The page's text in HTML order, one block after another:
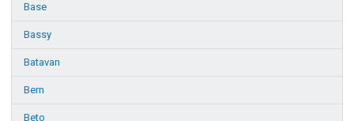
Base
Bassy
Batavan
Bern
Beto